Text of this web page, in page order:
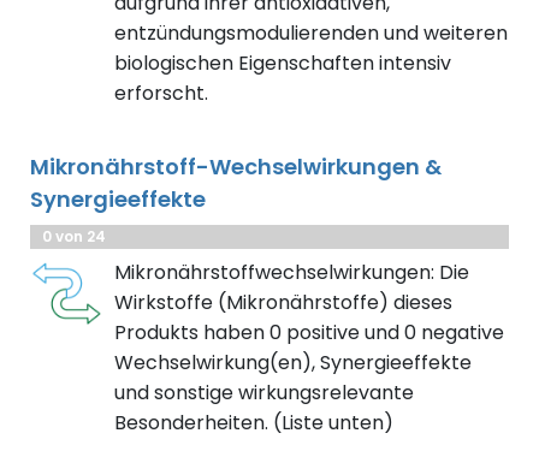
entzündungsmodulierenden und weiteren
biologischen Eigenschaften intensiv
erforscht.
Mikronährstoff-Wechselwirkungen &
Synergieeffekte
0 von 24
Mikronährstoffwechselwirkungen: Die
Wirkstoffe (Mikronährstoffe) dieses
Produkts haben 0 positive und 0 negative
Wechselwirkung(en), Synergieeffekte
und sonstige wirkungsrelevante
Besonderheiten. (Liste unten)